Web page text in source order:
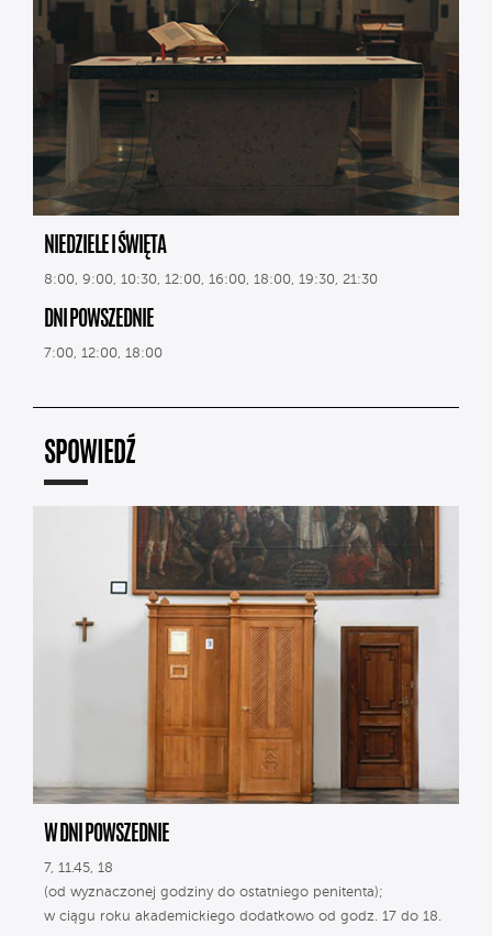
NIEDZIELE I ŚWIĘTA
8:00, 9:00, 10:30, 12:00, 16:00, 18:00, 19:30, 21:30
DNI POWSZEDNIE
7:00, 12:00, 18:00
SPOWIEDŹ
W DNI POWSZEDNIE
7, 11.45, 18
(od wyznaczonej godziny do ostatniego penitenta);
w ciągu roku akademickiego dodatkowo od godz. 17 do 18.